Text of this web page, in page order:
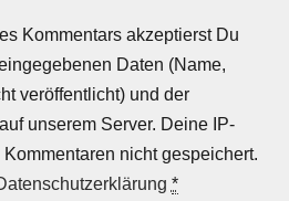
Kommentars akzeptierst Du
Daten (Name,
veröffentlicht) und der
unserem Server. Deine IP-
nicht gespeichert.
*